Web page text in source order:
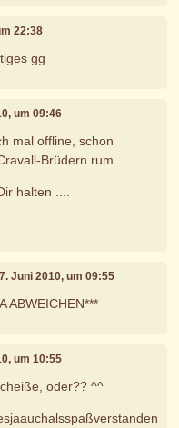
22:38
gg
um 09:46
mal offline, schon
Brüdern rum ..
halten ....
Juni 2010, um 09:55
ABWEICHEN***
um 10:55
oder?? ^^